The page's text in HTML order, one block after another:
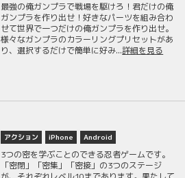
最強の俺ガンプラで戦場を駆けろ！君だけの俺
ガンプラを作り出せ！好きなパーツを組み合わ
せて世界で一つだけの俺ガンプラを作り出せ。
様々なガンプラのカラーリングプリセットがあ
り、選択するだけで簡単に好み...詳細を見る
アクション iPhone Android
3つの密を学ぶことのできる忍者ゲームです。
「密閉」「密集」「密接」の3つのステージ